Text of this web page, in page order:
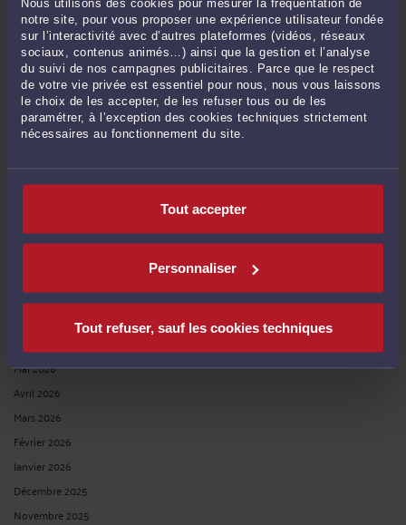
notre site, pour vous proposer une expérience utilisateur fondée
sur l’interactivité avec d’autres plateformes (vidéos, réseaux
sociaux, contenus animés…) ainsi que la gestion et l’analyse
du suivi de nos campagnes publicitaires. Parce que le respect
de votre vie privée est essentiel pour nous, nous vous laissons
le choix de les accepter, de les refuser tous ou de les
paramétrer, à l’exception des cookies techniques strictement
nécessaires au fonctionnement du site.
Tout accepter
Personnaliser
Tout refuser, sauf les cookies techniques
RECHERCHE
Publié du au
Mai 2026
Avril 2026
Mars 2026
Février 2026
Janvier 2026
Décembre 2025
Novembre 2025